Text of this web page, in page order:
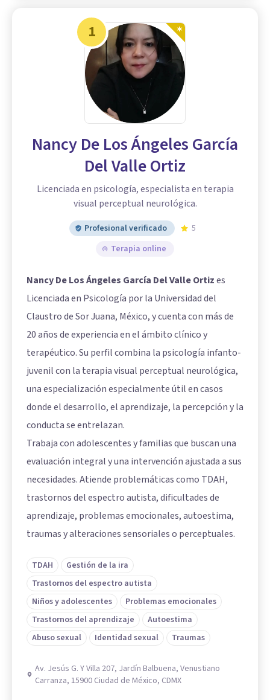
1
Nancy De Los Ángeles García
Del Valle Ortiz
Licenciada en psicología, especialista en terapia
visual perceptual neurológica.
Profesional verificado
5
Terapia online
Nancy De Los Ángeles García Del Valle Ortizes
Licenciada en Psicología por la Universidad del
Claustro de Sor Juana, México, y cuenta con más de
20 años de experiencia en el ámbito clínico y
terapéutico. Su perfil combina la psicología infanto-
juvenil con la terapia visual perceptual neurológica,
una especialización especialmente útil en casos
donde el desarrollo, el aprendizaje, la percepción y la
conducta se entrelazan.
Trabaja con adolescentes y familias que buscan una
evaluación integral y una intervención ajustada a sus
necesidades. Atiende problemáticas como TDAH,
trastornos del espectro autista, dificultades de
aprendizaje, problemas emocionales, autoestima,
traumas y alteraciones sensoriales o perceptuales.
TDAH
Gestión de la ira
Trastornos del espectro autista
Niños y adolescentes
Problemas emocionales
Trastornos del aprendizaje
Autoestima
Abuso sexual
Identidad sexual Traumas
Av. Jesús G. Y Villa 207, Jardín Balbuena, Venustiano
Carranza, 15900 Ciudad de México, CDMX